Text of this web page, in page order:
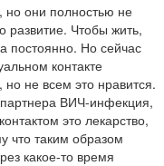
они полностью не
развитие. Чтобы жить,
постоянно. Но сейчас
контакте
но не всем это нравится.
ВИЧ-инфекция,
это лекарство,
что таким образом
какое-то время